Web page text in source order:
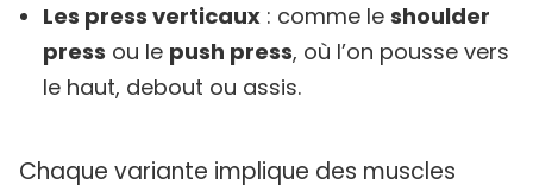
Les press verticaux : comme le shoulder
press ou le push press, où l’on pousse vers
le haut, debout ou assis.
Chaque variante implique des muscles